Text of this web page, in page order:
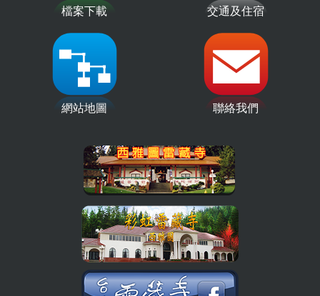
檔案下載 交通及住宿
網站地圖 聯絡我們